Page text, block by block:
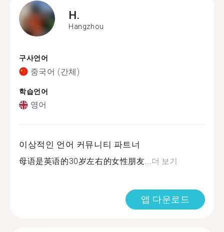
H.
Hangzhou
구사언어
중국어 (간체)
학습언어
영어
이상적인 언어 커뮤니티 파트너
母语是英语的30岁左右的女性朋友...더 보기
앱 다운로드